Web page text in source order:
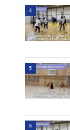
4
5
6